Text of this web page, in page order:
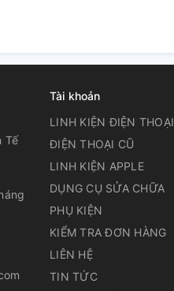
Tế
Tài khoản
LINH KIỆN ĐIỆN THOẠI
ĐIỆN THOẠI CŨ
LINH KIỆN APPLE
DỤNG CỤ SỬA CHỮA
PHỤ KIỆN
KIỂM TRA ĐƠN HÀNG
LIÊN HỆ
TIN TỨC